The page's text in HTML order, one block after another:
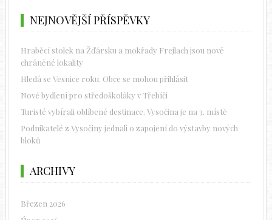
NEJNOVĚJŠÍ PŘÍSPĚVKY
Hraběcí stolek na Žďársku a mokřady Frejlach jsou nově
chráněné lokality
Hledá se Vesnice roku. Obce se mohou přihlásit
Nové bydlení pro středoškoláky v Třebíči
Turisté vybírali oblíbené destinace. Vysočina je na 3. místě
Podnikatelé z Vysočiny jednali o zapojení do výstavby nových
bloků
ARCHIVY
Březen 2026